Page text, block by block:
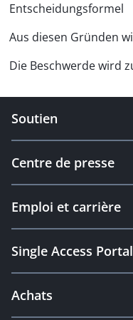
Entscheidungsformel
Aus diesen Gründen
Die Beschwerde wird
Soutien
Centre de presse
Emploi et carrière
Single Access Portal
Achats